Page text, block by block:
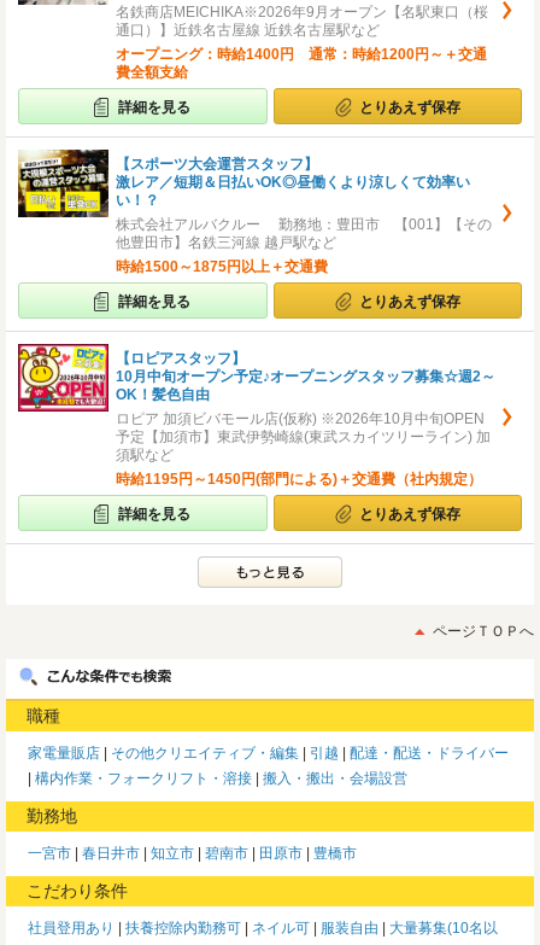
名鉄商店MEICHIKA※2026年9月オープン【名駅東口（桜
通口）】近鉄名古屋線 近鉄名古屋駅など
オープニング：時給1400円 通常：時給1200円～＋交通
費全額支給
詳細を見る とりあえず保存
【スポーツ大会運営スタッフ】
激レア／短期＆日払いOK◎昼働くより涼しくて効率い
い！？
株式会社アルバクルー 勤務地：豊田市 【001】【その
他豊田市】名鉄三河線 越戸駅など
時給1500～1875円以上＋交通費
詳細を見る とりあえず保存
【ロピアスタッフ】
10月中旬オープン予定♪オープニングスタッフ募集☆週2～
OK！髪色自由
ロピア 加須ビバモール店(仮称) ※2026年10月中旬OPEN
予定【加須市】東武伊勢崎線(東武スカイツリーライン) 加
須駅など
時給1195円～1450円(部門による)＋交通費（社内規定）
詳細を見る とりあえず保存
ページＴＯＰへ
職種
家電量販店 その他クリエイティブ・編集 引越
配達・配送・ドライバー
構内作業・フォークリフト・溶接
搬入・搬出・会場設営
勤務地
一宮市 春日井市 知立市 碧南市 田原市 豊橋市
こだわり条件
社員登用あり 扶養控除内勤務可 ネイル可 服装自由
大量募集(10名以